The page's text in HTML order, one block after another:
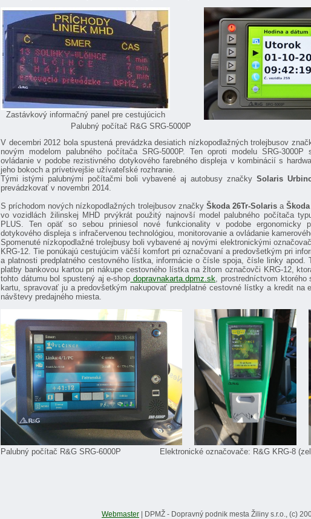
Zastávkový informačný panel pre cestujúcich
Palubný počítač R&G SRG-5000P
V decembri 2012 bola spustená prevádzka desiatich nízkopodlažných trolejbusov
novým modelom palubného počítača SRG-5000P. Ten oproti modelu SRG-3000P
ovládanie v podobe rezistivného dotykového farebného displeja v kombinácií s
jeho bokoch a prívetivejšie užívateľské rozhranie.
Tými istými palubnými počítačmi boli vybavené aj autobusy značky Solaris
prevádzkovať v novembri 2014.
S príchodom nových nízkopodlažných trolejbusov značky Škoda 26Tr-Solarisa
vo vozidlách žilinskej MHD prvýkrát použitý najnovší model palubného počítača
PLUS. Ten opäť so sebou priniesol nové funkcionality v podobe ergonomicky
dotykového displeja s infračervenou technológiou, monitorovanie a ovládanie
Spomenuté nízkopodlažné trolejbusy boli vybavené aj novými elektronickými
KRG-12. Tie ponúkajú cestujúcim väčší komfort pri označovaní a predovšetkým pri
a platnosti predplatného cestovného lístka, informácie o čísle spoja, čísle linky apod.
platby bankovou kartou pri nákupe cestovného lístka na žltom označovči KRG-12,
tohto dátumu bol spustený aj e-shop dopravnakarta.dpmz.sk, prostredníctvom
kartu, spravovať ju a predovšetkým nakupovať predplatné cestovné lístky a kredit na
návštevy predajného miesta.
Palubný počítač R&G SRG-6000P Elektronické označovače: R&G KRG-8
Webmaster | DPMŽ - Dopravný podnik mesta Žiliny s.r.o., (c)